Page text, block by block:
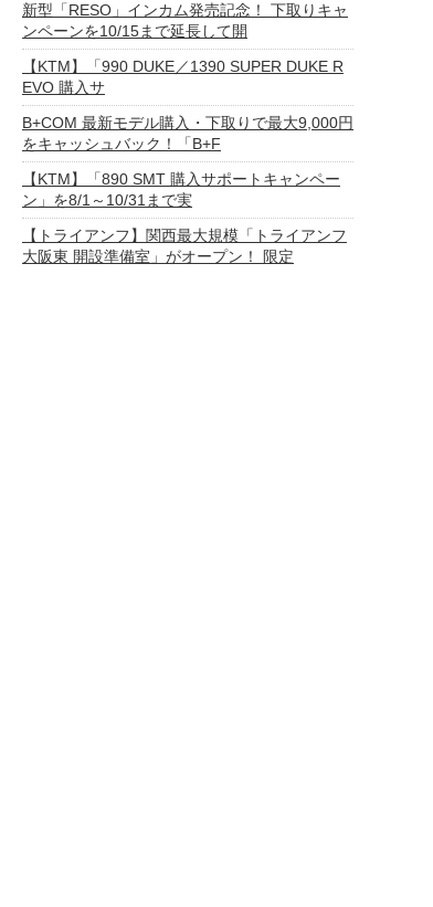
新型「RESO」インカム発売記念！ 下取りキャ
ンペーンを10/15まで延長して開
【KTM】「990 DUKE／1390 SUPER DUKE R
EVO 購入サ
B+COM 最新モデル購入・下取りで最大9,000円
をキャッシュバック！「B+F
【KTM】「890 SMT 購入サポートキャンペー
ン」を8/1～10/31まで実
【トライアンフ】関西最大規模「トライアンフ
大阪東 開設準備室」がオープン！ 限定